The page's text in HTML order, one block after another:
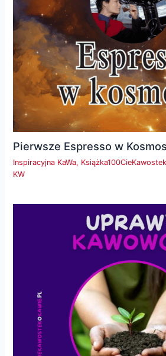
Pierwsze Espresso w
Inspiracyjna KaWa, Książka100CieKawostek
KW